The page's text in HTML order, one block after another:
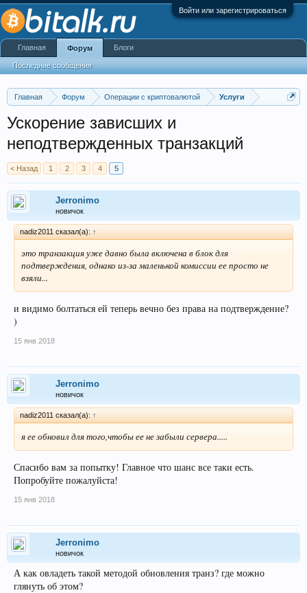
Войти или зарегистрироваться
Главная Форум Операции с криптовалютой Услуги
Ускорение зависших и
неподтвержденных транзакций
< Назад 1 2 3 4 5
Jerronimo
новичок
nadiz2011 сказал(а): ↑
это транзакция уже давно была включена в блок для
подтверждения, однако из-за маленькой комиссии ее просто не
взяли...
и видимо болтаться ей теперь вечно без права на подтверждение?
)
15 янв 2018
Jerronimo
новичок
nadiz2011 сказал(а): ↑
я ее обновил для того,чтобы ее не забыли сервера.....
Спасибо вам за попытку! Главное что шанс все таки есть.
Попробуйте пожалуйста!
15 янв 2018
Jerronimo
новичок
А как овладеть такой методой обновления транз? где можно
глянуть об этом?
Главная Форум
Последние сообщения
Блоги